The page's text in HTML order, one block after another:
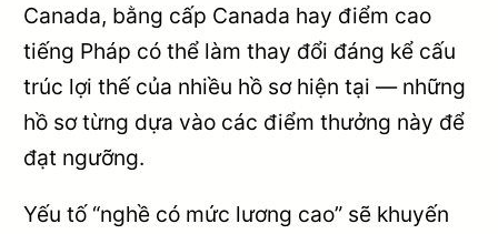
Canada, bằng cấp Canada hay điểm cao
tiếng Pháp có thể làm thay đổi đáng kể cấu
trúc lợi thế của nhiều hồ sơ hiện tại — những
hồ sơ từng dựa vào các điểm thưởng này để
đạt ngưỡng.
Yếu tố “nghề có mức lương cao” sẽ khuyến